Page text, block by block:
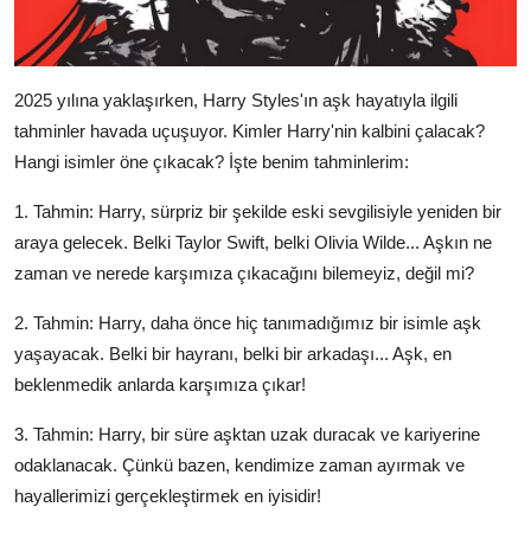
2025 yılına yaklaşırken, Harry Styles'ın aşk hayatıyla ilgili
tahminler havada uçuşuyor. Kimler Harry'nin kalbini çalacak?
Hangi isimler öne çıkacak? İşte benim tahminlerim:
1. Tahmin: Harry, sürpriz bir şekilde eski sevgilisiyle yeniden bir
araya gelecek. Belki Taylor Swift, belki Olivia Wilde... Aşkın ne
zaman ve nerede karşımıza çıkacağını bilemeyiz, değil mi?
2. Tahmin: Harry, daha önce hiç tanımadığımız bir isimle aşk
yaşayacak. Belki bir hayranı, belki bir arkadaşı... Aşk, en
beklenmedik anlarda karşımıza çıkar!
3. Tahmin: Harry, bir süre aşktan uzak duracak ve kariyerine
odaklanacak. Çünkü bazen, kendimize zaman ayırmak ve
hayallerimizi gerçekleştirmek en iyisidir!